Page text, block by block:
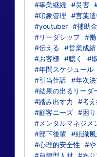
#事業継続 #災害
#印象管理
#言葉
#youtuber #補助金
#リーダシップ #
#伝える
#営業成績
#お客様
#聴く #
#年間スケジュール
#引当仕訳
#年次
#結果の出るリーダ
#踏み出す力
#考え
#顧客ニーズ #困り
#メンタルマネジメ
#部下後輩 #組織風
#心理的安全性
#
#自律型人財 #あ